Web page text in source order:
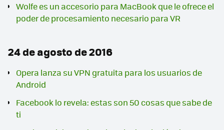
Wolfe es un accesorio para MacBook que le ofrece el
poder de procesamiento necesario para VR
24 de agosto de 2016
Opera lanza su VPN gratuita para los usuarios de
Android
Facebook lo revela: estas son 50 cosas que sabe de
ti